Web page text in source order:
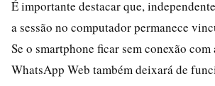
É importante destacar que,
a sessão no computador permanece
Se o smartphone ficar sem conexão
WhatsApp Web também deixará de